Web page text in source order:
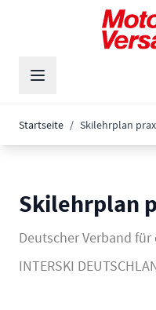
Zum Inhalt springen
Startseite / Skilehrplan
Skilehrplan
Deutscher Verband für
INTERSKI